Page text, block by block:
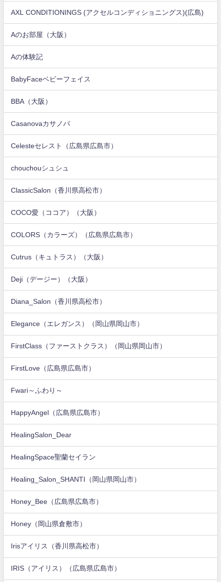
AXL CONDITIONINGS (アクセルコンディショニングス)(広島)
Aのお部屋（大阪）
Aの体験記
BabyFaceベビーフェイス
BBA（大阪）
Casanovaカサノバ
Celesteセレスト（広島県広島市）
chouchouシュシュ
ClassicSalon（香川県高松市）
COCO愛（ココア）（大阪）
COLORS（カラーズ）（広島県広島市）
Cutrus（キュトラス）（大阪）
Deji（デージー）（大阪）
Diana_Salon（香川県高松市）
Elegance（エレガンス）（岡山県岡山市）
FirstClass（ファーストクラス）（岡山県岡山市）
FirstLove（広島県広島市）
Fwari～ふわり～
HappyAngel（広島県広島市）
HealingSalon_Dear
HealingSpace聖蘭セイラン
Healing_Salon_SHANTI（岡山県岡山市）
Honey_Bee（広島県広島市）
Honey（岡山県倉敷市）
Irisアイリス（香川県高松市）
IRIS（アイリス）（広島県広島市）